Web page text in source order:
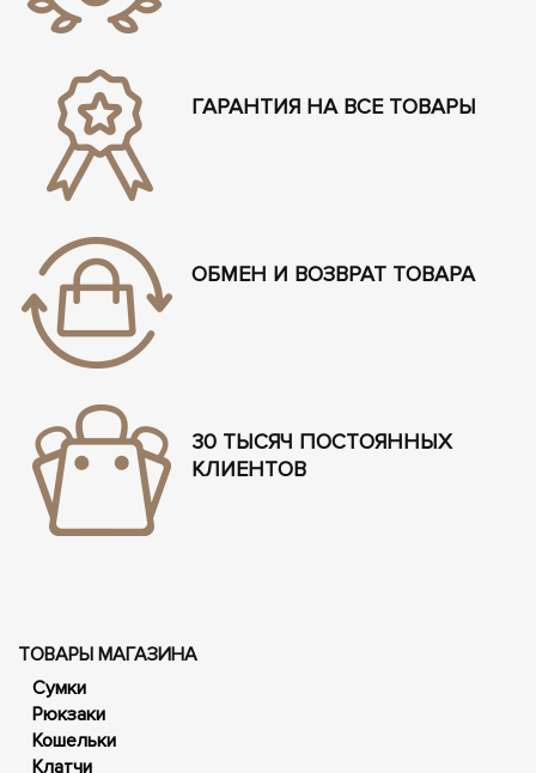
ГАРАНТИЯ НА ВСЕ ТОВАРЫ
ОБМЕН И ВОЗВРАТ ТОВАРА
30 ТЫСЯЧ ПОСТОЯННЫХ
КЛИЕНТОВ
ТОВАРЫ МАГАЗИНА
Сумки
Рюкзаки
Кошельки
Клатчи